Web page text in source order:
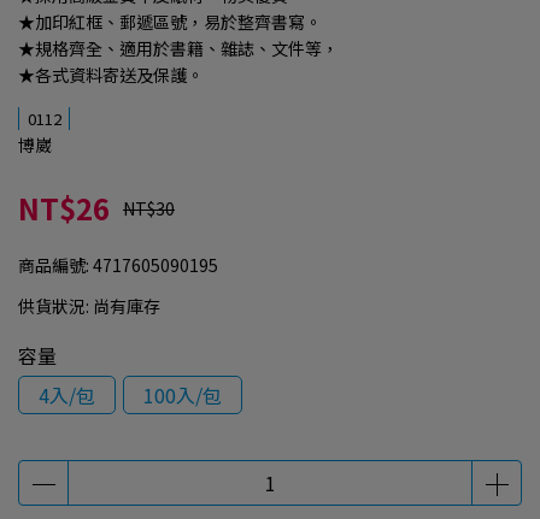
★加印紅框、郵遞區號，易於整齊書寫。
★規格齊全、適用於書籍、雜誌、文件等，
★各式資料寄送及保護。
0112
博崴
NT$26 NT$30
商品編號: 4717605090195
供貨狀況: 尚有庫存
容量
4入/包
100入/包